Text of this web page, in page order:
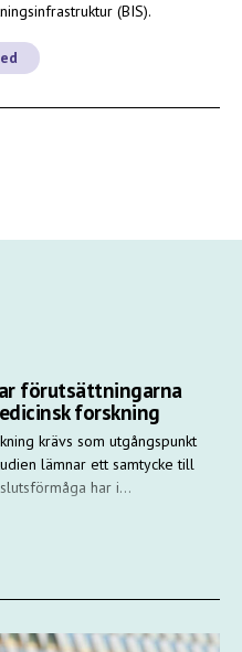
(BIS).
förutsättningarna
forskning
krävs som utgångspunkt
lämnar ett samtycke till
har i…